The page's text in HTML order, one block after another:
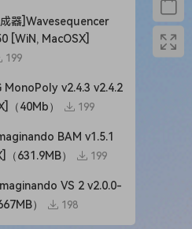
成器]Wavesequencer
[WiN, MacOSX]
199
MonoPoly v2.4.3 v2.4.2
（40Mb）
199
BAM v1.5.1
631.9MB）
199
VS 2 v2.0.0-
）
198